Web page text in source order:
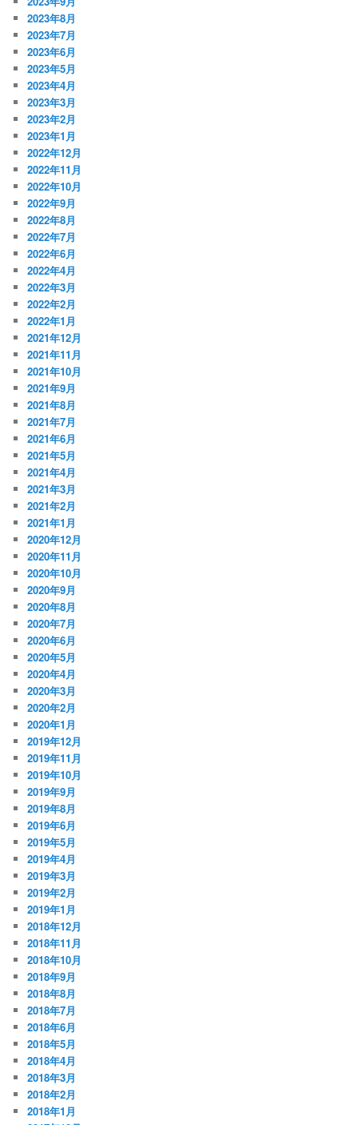
2023年8月
2023年7月
2023年6月
2023年5月
2023年4月
2023年3月
2023年2月
2023年1月
2022年12月
2022年11月
2022年10月
2022年9月
2022年8月
2022年7月
2022年6月
2022年4月
2022年3月
2022年2月
2022年1月
2021年12月
2021年11月
2021年10月
2021年9月
2021年8月
2021年7月
2021年6月
2021年5月
2021年4月
2021年3月
2021年2月
2021年1月
2020年12月
2020年11月
2020年10月
2020年9月
2020年8月
2020年7月
2020年6月
2020年5月
2020年4月
2020年3月
2020年2月
2020年1月
2019年12月
2019年11月
2019年10月
2019年9月
2019年8月
2019年6月
2019年5月
2019年4月
2019年3月
2019年2月
2019年1月
2018年12月
2018年11月
2018年10月
2018年9月
2018年8月
2018年7月
2018年6月
2018年5月
2018年4月
2018年3月
2018年2月
2018年1月